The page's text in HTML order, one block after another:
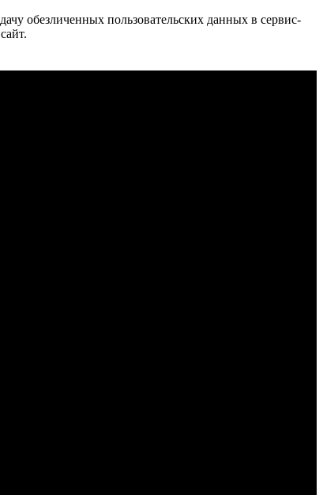
обезличенных пользовательских данных в сервис-